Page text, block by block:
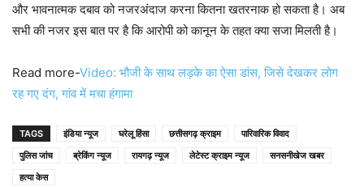
और भावनात्मक दबाव को नजरअंदाज करना कितना खतरनाक हो सकता है। अब
सभी की नजर इस बात पर है कि आरोपी को कानून के तहत क्या सजा मिलती है।
Read more-Video: भौजी के साथ लड़के का ऐसा डांस, जिसे देखकर लोग
रह गए दंग, गांव में मचा हंगामा
TAGS इंडिया न्यूज घरेलू हिंसा छत्तीसगढ़ क्राइम
पारिवारिक विवाद
पुलिस जांच
ब्रेकिंग न्यूज रायगढ़ न्यूज लेटेस्ट क्राइम न्यूज
सनसनीखेज खबर
हत्या केस